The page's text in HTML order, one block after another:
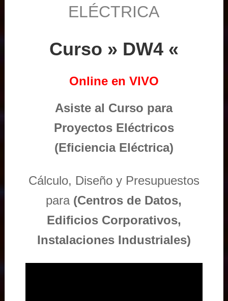
ELÉCTRICA
Curso » DW4 «
Online en VIVO
Asiste al Curso para
Proyectos Eléctricos
(Eficiencia Eléctrica)
Cálculo, Diseño y Presupuestos
para (Centros de Datos,
Edificios Corporativos,
Instalaciones Industriales)